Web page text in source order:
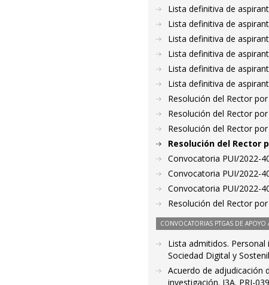
Lista definitiva de
Lista definitiva de
Lista definitiva de
Lista definitiva de
Lista definitiva de
Lista definitiva de
Resolución del Rector
Resolución del Rector
Resolución del Rector
Resolución del Rector
Convocatoria PUI/2022-
Convocatoria PUI/2022-
Convocatoria PUI/2022-
Resolución del Rector
CONVOCATORIAS PTGAS DE APOYO
Lista admitidos. Personal
Sociedad Digital y
Acuerdo de adjudicación
investigación. I3A. PRI-